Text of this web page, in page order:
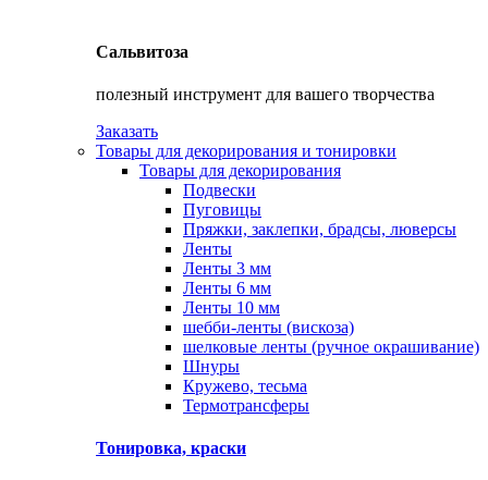
Сальвитоза
полезный инструмент для вашего творчества
Заказать
Товары для декорирования и тонировки
Товары для декорирования
Подвески
Пуговицы
Пряжки, заклепки, брадсы, люверсы
Ленты
Ленты 3 мм
Ленты 6 мм
Ленты 10 мм
шебби-ленты (вискоза)
шелковые ленты (ручное окрашивание)
Шнуры
Кружево, тесьма
Термотрансферы
Тонировка, краски